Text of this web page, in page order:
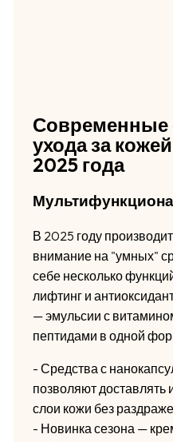
Современные
ухода за
2025 года
В 2025 году
внимание на "умных"
себе несколько
лифтинг и
— эмульсии с
пептидами в одной
- Средства с
позволяют доставлять
слои кожи без
- Новинка сезона —